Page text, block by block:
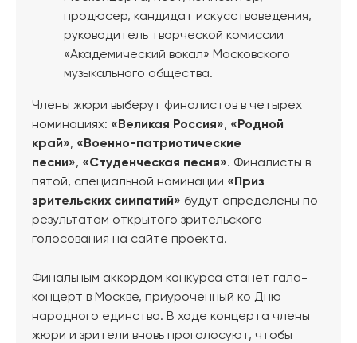
продюсер, кандидат искусствоведения,
руководитель творческой комиссии
«Академический вокал» Московского
музыкального общества.
Члены жюри выберут финалистов в четырех
номинациях: «Великая Россия», «Родной
край», «Военно-патриотические
песни», «Студенческая песня». Финалисты в
пятой, специальной номинации «Приз
зрительских симпатий» будут определены по
результатам открытого зрительского
голосования на сайте проекта.
Финальным аккордом конкурса станет гала-
концерт в Москве, приуроченный ко Дню
народного единства. В ходе концерта члены
жюри и зрители вновь проголосуют, чтобы